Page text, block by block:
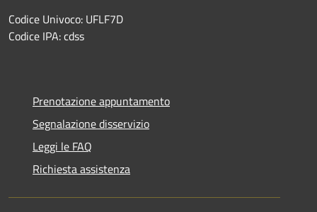
Codice Univoco: UFLF7D
Codice IPA: cdss
Prenotazione appuntamento
Segnalazione disservizio
Leggi le FAQ
Richiesta assistenza